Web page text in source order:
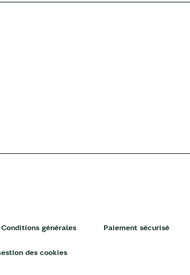
Conditions générales Paiement sécurisé
des cookies